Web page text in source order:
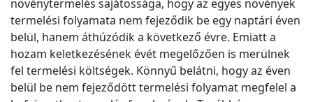
növénytermelés sajátossága, hogy az egyes növények
termelési folyamata nem fejeződik be egy naptári éven
belül, hanem áthúzódik a következő évre. Emiatt a
hozam keletkezésének évét megelőzően is merülnek
fel termelési költségek. Könnyű belátni, hogy az éven
belül be nem fejeződött termelési folyamat megfelel a